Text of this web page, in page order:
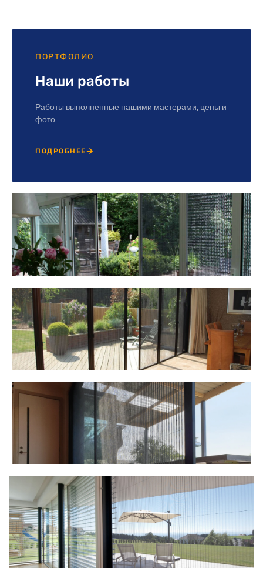
ПОРТФОЛИО
Наши работы
Работы выполненные нашими мастерами, цены и
фото
ПОДРОБНЕЕ